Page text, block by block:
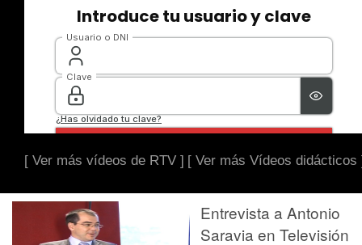
[ Ver más vídeos de RTV ] [ Ver más Vídeos didácticos
Entrevista a Antonio
Saravia en Televisión